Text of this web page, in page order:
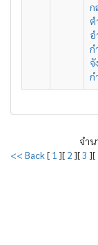
ก
ต
อ
ก
จั
ก
จำน
<< Back[ 1 ][ 2 ][3 ][